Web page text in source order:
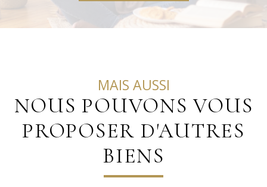
MAIS AUSSI
NOUS POUVONS VOUS
PROPOSER D'AUTRES
BIENS